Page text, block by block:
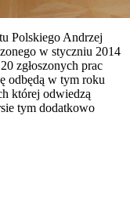
Polskiego Andrzej
w styczniu 2014
zgłoszonych prac
odbędą w tym roku
której odwiedzą
tym dodatkowo